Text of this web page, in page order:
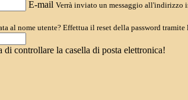
E-mail Verrà inviato un messaggio all'indirizzo
al nome utente? Effettua il reset della password tramite
di controllare la casella di posta elettronica!